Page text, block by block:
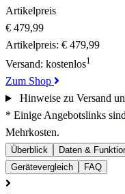
Artikelpreis
€ 479,99
Artikelpreis: € 479,99
Versand: kostenlos1
Zum Shop
Hinweise zu Versand
* Einige Angebotslinks sind
Mehrkosten.
Überblick Daten &
Gerätevergleich
FAQ